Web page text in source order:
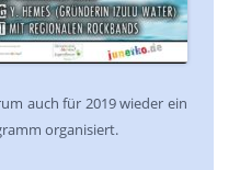
auch für 2019 wieder ein
organisiert.